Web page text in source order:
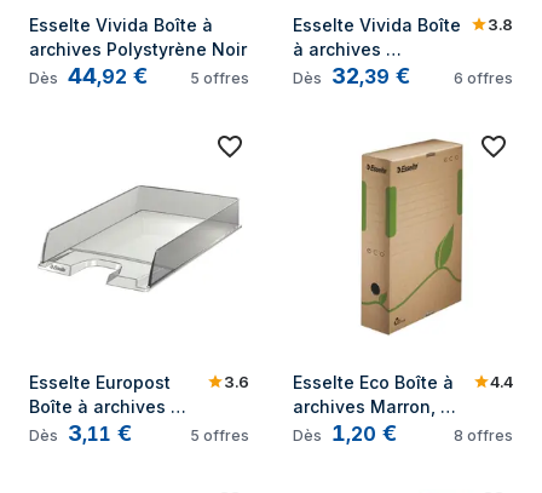
Esselte Vivida Boîte à
archives Polystyrène Noir
Dès 44,92 € 5 offres
Esselte Vivida Boîte
à archives
Polystyrène Blanc
3.8
Dès 32,39 € 6 offres
Esselte Europost
Boîte à archives
Transparent
3.6
Dès 3,11 € 5 offres
Esselte Eco Boîte à
archives Marron,
Vert
4.4
Dès 1,20 € 8 offres